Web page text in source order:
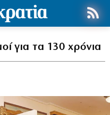
για τα 130 χρόνια